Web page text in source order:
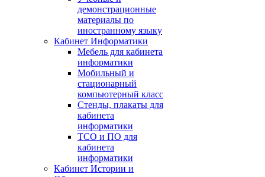
демонстрационные
материалы по
иностранному языку
Кабинет Информатики
Мебель для кабинета
информатики
Мобильный и
стационарный
компьютерный класс
Стенды, плакаты для
кабинета
информатики
ТСО и ПО для
кабинета
информатики
Кабинет Истории и